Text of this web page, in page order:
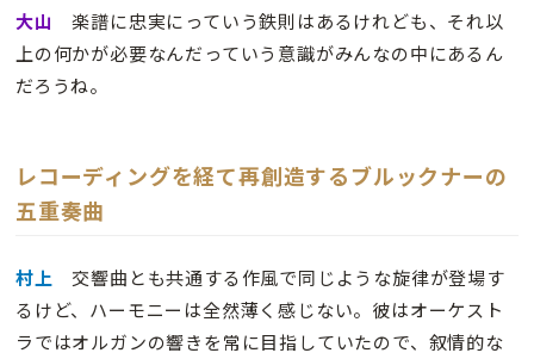
大山
楽譜に忠実にっていう鉄則はあるけれども、それ以
上の何かが必要なんだっていう意識がみんなの中にあるん
だろうね。
レコーディングを経て再創造するブルックナーの
五重奏曲
村上 交響曲とも共通する作風で同じような旋律が登場す
るけど、ハーモニーは全然薄く感じない。彼はオーケスト
ラではオルガンの響きを常に目指していたので、叙情的な